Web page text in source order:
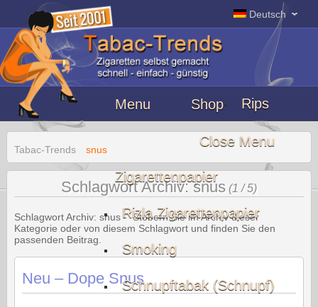
Apotheke
Deutschland
Deutsch
Menu Shop
Close Menu
Rips
Zigarettenpapier
Rizla Zigarettenpapier
Smoking
Schnupftabak (Schnupf)
Tabac-Trends snus
Schlagwort Archiv: snus (1 / 5)
Schlagwort Archiv: snus- Stöbern Sie im Archiv dieser
Kategorie oder von diesem Schlagwort und finden Sie den
passenden Beitrag.
Neu – Dope Snus